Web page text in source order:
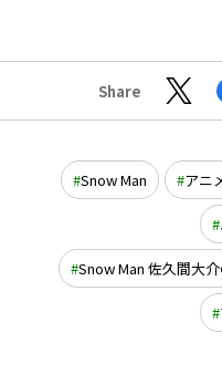
Share
Snow Man アニ
Snow Man 佐久間大